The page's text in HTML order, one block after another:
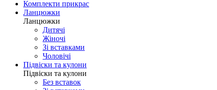
Комплекти прикрас
Ланцюжки
Ланцюжки
Дитячі
Жіночі
Зі вставками
Чоловічі
Підвіски та кулони
Підвіски та кулони
Без вставок